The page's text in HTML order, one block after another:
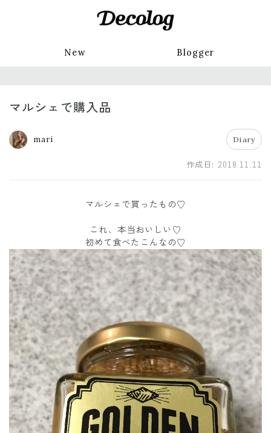
New Blogger
マルシェで購入品
mari Diary
作成日: 2018.11.11
マルシェで買ったもの♡
これ、本当おいしい♡
初めて食べたこんなの♡